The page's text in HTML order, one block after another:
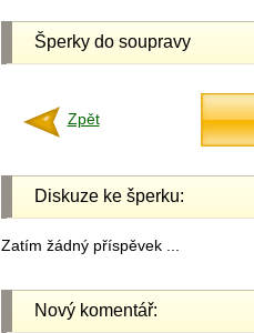
Šperky do soupravy
Zpět
Diskuze ke šperku:
Zatím žádný příspěvek ...
Nový komentář: